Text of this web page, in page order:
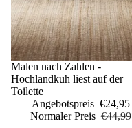
Sale
Malen nach Zahlen -
Hochlandkuh liest auf der
Toilette
Angebotspreis €24,95
Normaler Preis €44,99